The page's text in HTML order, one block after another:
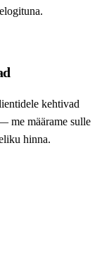
kehtivad
me määrame sulle
hinna.